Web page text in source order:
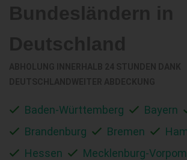
Baden-Württemberg Bayern
Brandenburg
Bremen
Hessen
Mecklenburg-